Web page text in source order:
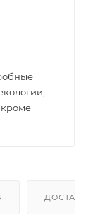
кроме